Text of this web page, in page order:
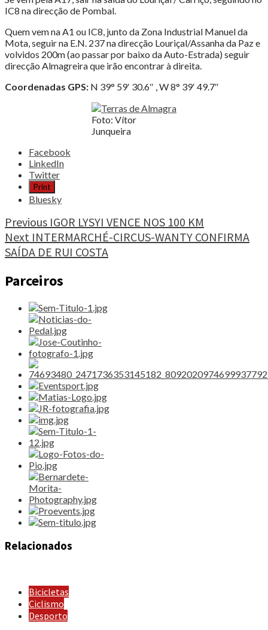
IC8 na direcção de Pombal.
Quem vem na A1 ou IC8, junto da Zona Industrial Manuel da
Mota, seguir na E.N. 237 na direcção Louriçal/Assanha da Paz e
volvidos 200m (ao passar por baixo da Auto-Estrada) seguir
direcção Almagreira que irão encontrar à direita.
Coordenadas GPS: N 39° 59′ 30.6″ , W 8° 39′ 49.7″
Foto: Vítor
Junqueira
Share
post
"TERRAS
ALMAGRA…
ESTÁ
DE
VOLTA!"
Facebook
LinkedIn
Twitter
Print
Bluesky
Continue
Reading
Previous IGOR LYSYI VENCE NOS 100 KM
Next INTERMARCHÉ-CIRCUS-WANTY CONFIRMA
SAÍDA DE RUI COSTA
Parceiros
Relacionados
Bicicletas
Ciclismo
Desporto